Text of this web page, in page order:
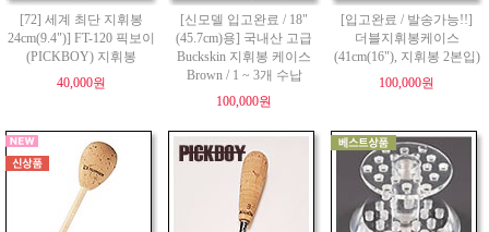
[72] 세계 최단 지휘봉
24cm(9.4")] FT-120 픽보이
(PICKBOY) 지휘봉
40,000원
[신모델 입고완료 / 18"
(45.7cm)용] 국내산 고급
Buckskin 지휘봉 케이스
Brown / 1 ~ 3개 수납
100,000원
[입고완료 / 발송가능!!]
더블지휘봉케이스
(41cm(16"), 지휘봉 2본입)
100,000원